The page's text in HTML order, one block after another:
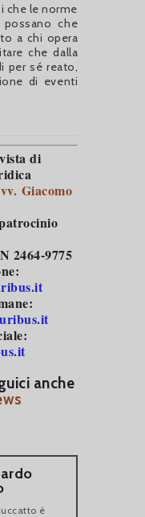
che le norme
che
a chi opera
che dalla
per sé reato,
di eventi
di
Giacomo
2464-9775
anche
è